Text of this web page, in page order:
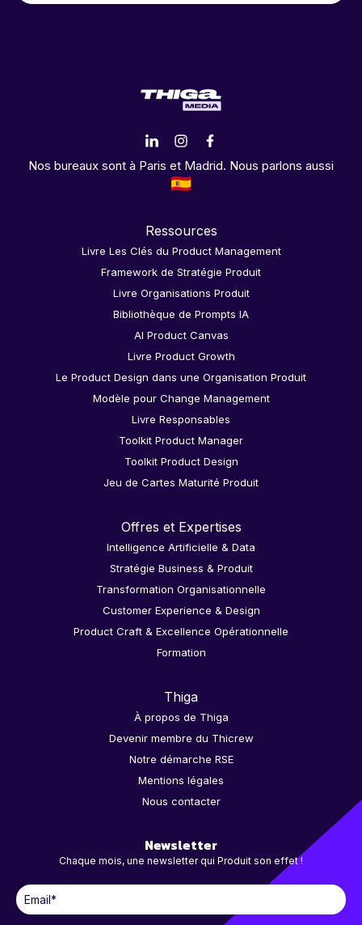
Nos bureaux sont à Paris et Madrid. Nous parlons aussi
Ressources
Livre Les Clés du Product Management
Framework de Stratégie Produit
Livre Organisations Produit
Bibliothèque de Prompts IA
AI Product Canvas
Livre Product Growth
Le Product Design dans une Organisation Produit
Modèle pour Change Management
Livre Responsables
Toolkit Product Manager
Toolkit Product Design
Jeu de Cartes Maturité Produit
Offres et Expertises
Intelligence Artificielle & Data
Stratégie Business & Produit
Transformation Organisationnelle
Customer Experience & Design
Product Craft & Excellence Opérationnelle
Formation
Thiga
À propos de Thiga
Devenir membre du Thicrew
Notre démarche RSE
Mentions légales
Nous contacter
Newsletter
Chaque mois, une newsletter qui Produit son effet !